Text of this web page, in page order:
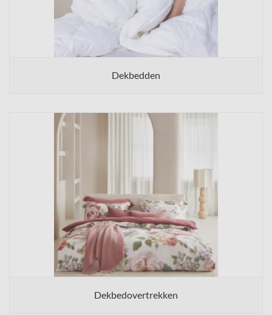
Dekbedden
Dekbedovertrekken